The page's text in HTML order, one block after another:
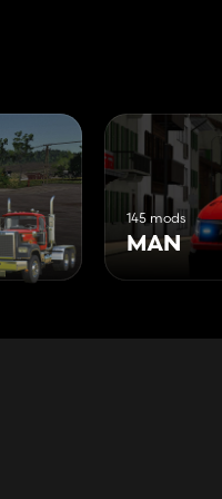
145 mods
MAN